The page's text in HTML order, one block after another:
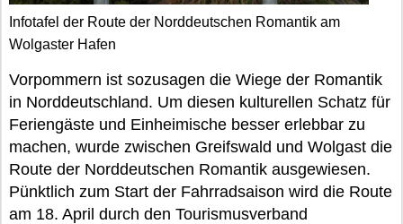
Infotafel der Route der Norddeutschen Romantik am
Wolgaster Hafen
Vorpommern ist sozusagen die Wiege der Romantik
in Norddeutschland. Um diesen kulturellen Schatz für
Feriengäste und Einheimische besser erlebbar zu
machen, wurde zwischen Greifswald und Wolgast die
Route der Norddeutschen Romantik ausgewiesen.
Pünktlich zum Start der Fahrradsaison wird die Route
am 18. April durch den Tourismusverband